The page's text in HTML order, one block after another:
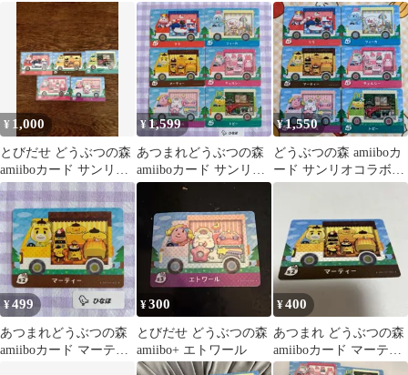
カード 2種セット
オ ポムポムプリン
¥ 1,000
とびだせ どうぶつの森
amiiboカード サンリオ
5種セット
¥1,599
あつまれどうぶつの森
amiiboカード サンリオ
コラボ6枚セット販売
¥1,550
どうぶつの森 amiiboカ
ード サンリオコラボ6
枚セット アミーボカ
¥499
あつまれどうぶつの森
amiiboカード マーティ
¥300
とびだせ どうぶつの森
amiibo+ エトワール
¥400
あつまれ どうぶつの森
amiiboカード マーティ
ー